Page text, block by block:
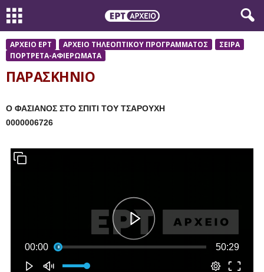
ΑΡΧΕΙΟ ΕΡΤ ΑΡΧΕΙΟ ΤΗΛΕΟΠΤΙΚΟΥ ΠΡΟΓΡΑΜΜΑΤΟΣ
ΣΕΙΡΑ
ΠΟΡΤΡΕΤΑ-ΑΦΙΕΡΩΜΑΤΑ
ΠΑΡΑΣΚΗΝΙΟ
Ο ΦΑΣΙΑΝΟΣ ΣΤΟ ΣΠΙΤΙ ΤΟΥ ΤΣΑΡΟΥΧΗ
0000006726